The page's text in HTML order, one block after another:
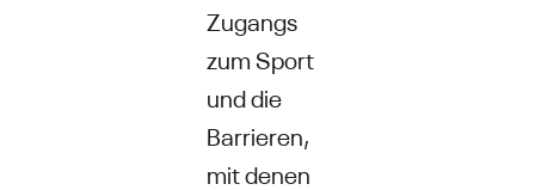
Zugangs
zum Sport
und die
Barrieren,
mit denen